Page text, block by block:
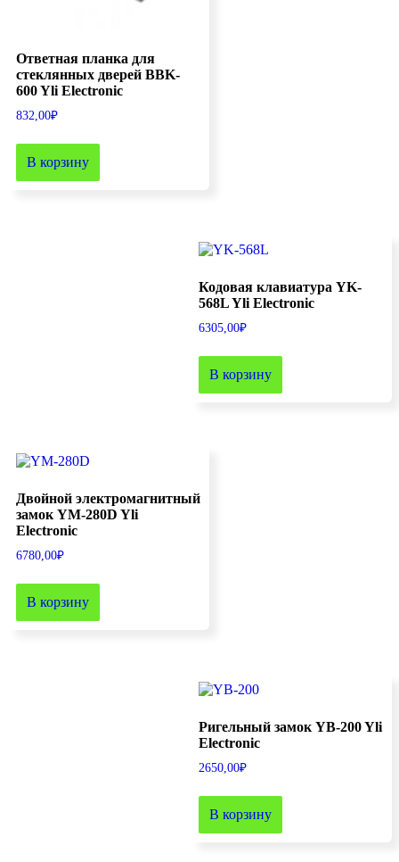
Ответная планка для
стеклянных дверей BBK-
600 Yli Electronic
832,00₽
В корзину
Кодовая клавиатура YK-
568L Yli Electronic
6305,00₽
В корзину
Двойной электромагнитный
замок YM-280D Yli
Electronic
6780,00₽
В корзину
Ригельный замок YB-200 Yli
Electronic
2650,00₽
В корзину